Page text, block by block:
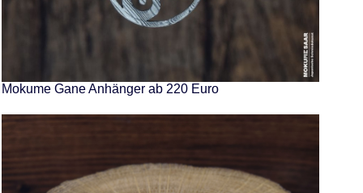
Mokume Gane Anhänger ab 220 Euro